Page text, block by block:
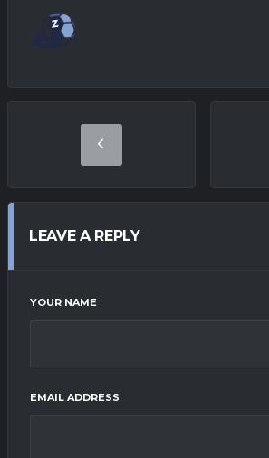
LEAVE A REPLY
YOUR NAME
EMAIL ADDRESS